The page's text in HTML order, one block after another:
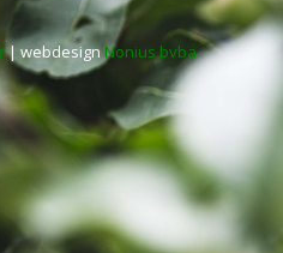
| webdesignNonius bvba